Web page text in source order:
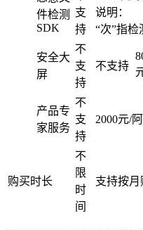
件检测
SDK
支
持
说明：
“次”指检
安全大
屏
不
支
持
不支持
产品专
家服务
不
支
持
2000元/
购买时长
不
限
时
间
支持按月